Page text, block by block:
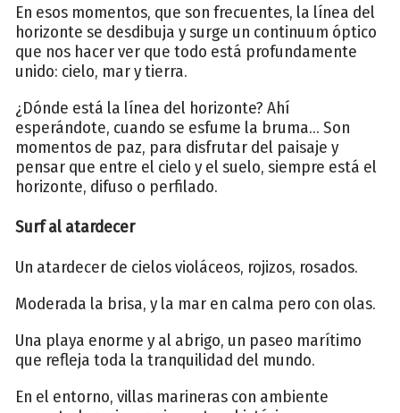
En esos momentos, que son frecuentes, la línea del
horizonte se desdibuja y surge un continuum óptico
que nos hacer ver que todo está profundamente
unido: cielo, mar y tierra.
¿Dónde está la línea del horizonte? Ahí
esperándote, cuando se esfume la bruma... Son
momentos de paz, para disfrutar del paisaje y
pensar que entre el cielo y el suelo, siempre está el
horizonte, difuso o perfilado.
Surf al atardecer
Un atardecer de cielos violáceos, rojizos, rosados.
Moderada la brisa, y la mar en calma pero con olas.
Una playa enorme y al abrigo, un paseo marítimo
que refleja toda la tranquilidad del mundo.
En el entorno, villas marineras con ambiente